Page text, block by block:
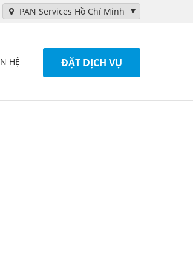
PAN Services Hồ Chí Minh
HỆ ĐẶT DỊCH VỤ